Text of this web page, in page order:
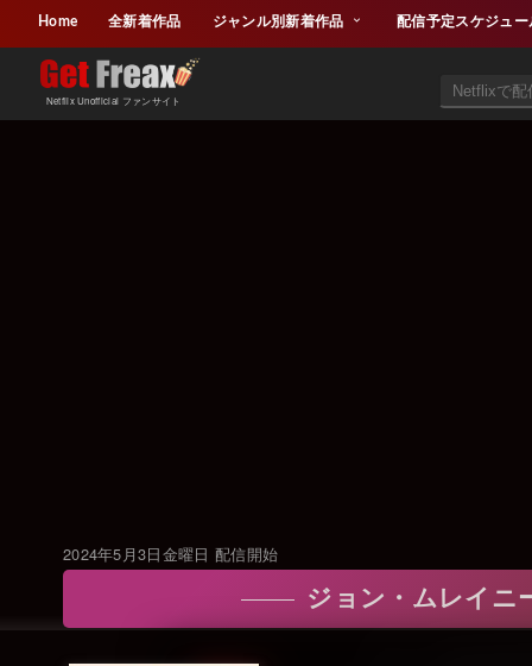
Home 全新着作品 ジャンル別新着作品 配信予定スケジュー
Netflix Unofficial ファンサイト
2024年5月3日金曜日 配信開始
ジョン・ムレイニ